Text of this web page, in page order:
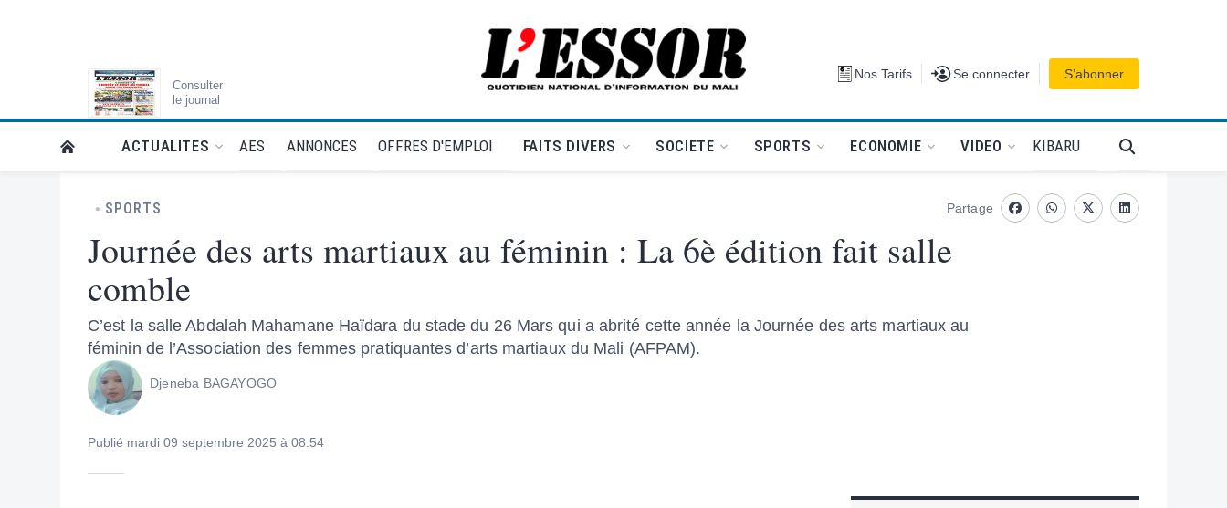
Consulter
le journal
L'Essor - retour à la une Nos Tarifs Se connecter
Se connecter S’abonner
RETOUR À LA PAGE D’ACCUEIL DE L'ESSOR
ACTUALITES AES ANNONCES OFFRES D'EMPLOI FAITS DIVERS SOCIETE SPORTS ECONOMIE VIDEO KIBARU
SPORTS
Journée des arts martiaux au féminin : La 6è édition fait salle
comble
C’est la salle Abdalah Mahamane Haïdara du stade du 26 Mars qui a abrité cette année la Journée des arts martiaux au
féminin de l’Association des femmes pratiquantes d’arts martiaux du Mali (AFPAM).
Djeneba BAGAYOGO
Publié mardi 09 septembre 2025 à 08:54
Partage
FacebookwhatsappTwitterLinkedin